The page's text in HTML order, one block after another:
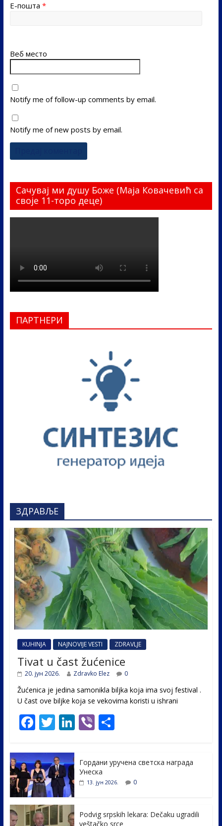
Е-пошта *
Веб место
Notify me of follow-up comments by email.
Notify me of new posts by email.
Сачувај ми душу Боже (Маја Ковачевић са
своје 11-торо деце)
ПАРТНЕРИ
ЗДРАВЉЕ
KUHINJA NAJNOVIJE VESTI ZDRAVLJE
Tivat u čast žućenice
20. јун 2026. Zdravko Elez 0
Žućenica je jedina samonikla biljka koja ima svoj festival .
U čast ovе biljke koja se vekovima koristi u ishrani
F
e
b
o
o
k
T
itt
er
Li
e
dI
Vi S
e
Гордани уручена светска награда
Унеска
13. јун 2026. 0
Podvig srpskih lekara: Dečaku ugradili
veštačko srce